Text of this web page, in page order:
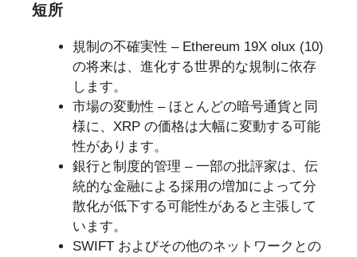
短所
規制の不確実性 – Ethereum 19X olux (10)
の将来は、進化する世界的な規制に依存
します。
市場の変動性 – ほとんどの暗号通貨と同
様に、XRP の価格は大幅に変動する可能
性があります。
銀行と制度的管理 – 一部の批評家は、伝
統的な金融による採用の増加によって分
散化が低下する可能性があると主張して
います。
SWIFT およびその他のネットワークとの